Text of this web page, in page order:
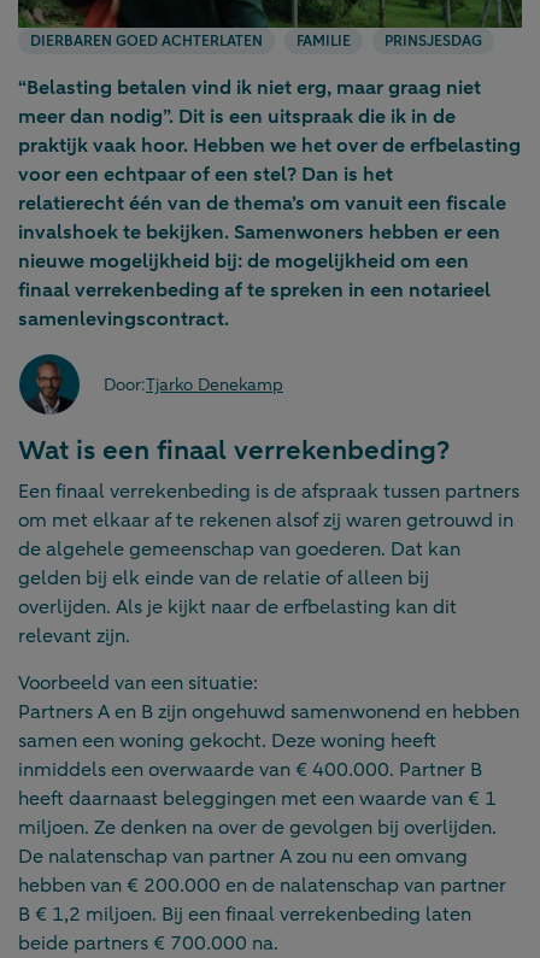
DIERBAREN GOED ACHTERLATEN FAMILIE PRINSJESDAG
“Belasting betalen vind ik niet erg, maar graag niet
meer dan nodig”. Dit is een uitspraak die ik in de
praktijk vaak hoor. Hebben we het over de erfbelasting
voor een echtpaar of een stel? Dan is het
relatierecht één van de thema’s om vanuit een fiscale
invalshoek te bekijken. Samenwoners hebben er een
nieuwe mogelijkheid bij: de mogelijkheid om een
finaal verrekenbeding af te spreken in een notarieel
samenlevingscontract.
Door:Tjarko Denekamp
Wat is een finaal verrekenbeding?
Een finaal verrekenbeding is de afspraak tussen partners
om met elkaar af te rekenen alsof zij waren getrouwd in
de algehele gemeenschap van goederen. Dat kan
gelden bij elk einde van de relatie of alleen bij
overlijden. Als je kijkt naar de erfbelasting kan dit
relevant zijn.
Voorbeeld van een situatie:
Partners A en B zijn ongehuwd samenwonend en hebben
samen een woning gekocht. Deze woning heeft
inmiddels een overwaarde van € 400.000. Partner B
heeft daarnaast beleggingen met een waarde van € 1
miljoen. Ze denken na over de gevolgen bij overlijden.
De nalatenschap van partner A zou nu een omvang
hebben van € 200.000 en de nalatenschap van partner
B € 1,2 miljoen. Bij een finaal verrekenbeding laten
beide partners € 700.000 na.